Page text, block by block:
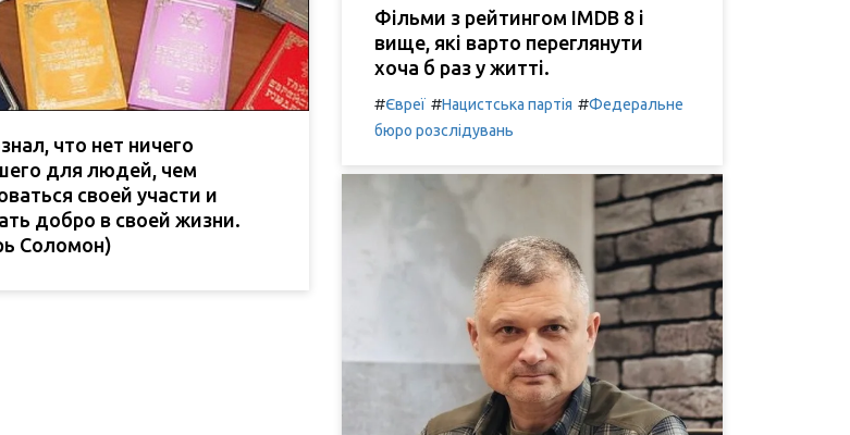
что нет ничего
для людей, чем
своей участи и
добро в своей жизни.
Соломон)
Фільми з рейтингом IMDB 8 і
вище, які варто переглянути
хоча б раз у житті.
#Євреї #Нацистська партія #Федеральне
бюро розслідувань